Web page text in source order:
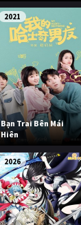
2021
Bạn Trai Bên Mái
Hiên
2026